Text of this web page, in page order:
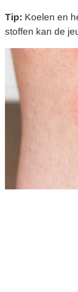
Tip: Koelen en
stoffen kan de